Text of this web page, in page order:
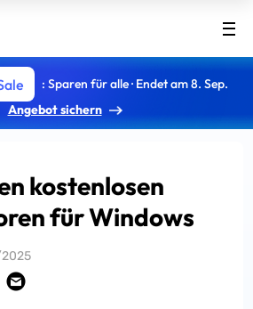
: Sparen für alle · Endet am 8. Sep.
Angebot sichern
kostenlosen
für Windows